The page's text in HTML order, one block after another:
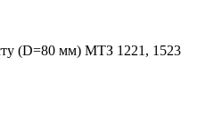
(D=80 мм) МТЗ 1221, 1523